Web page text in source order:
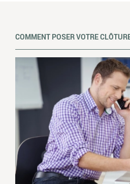
COMMENT POSER VOTRE